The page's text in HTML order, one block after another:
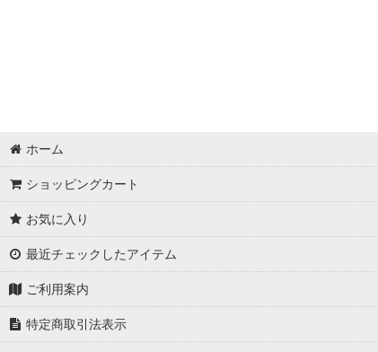
ホーム
ショッピングカート
お気に入り
最近チェックしたアイテム
ご利用案内
特定商取引法表示